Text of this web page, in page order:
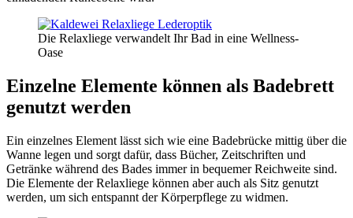
Die Relaxliege verwandelt Ihr Bad in eine Wellness-
Oase
Einzelne Elemente können als Badebrett
genutzt werden
Ein einzelnes Element lässt sich wie eine Badebrücke mittig über die
Wanne legen und sorgt dafür, dass Bücher, Zeitschriften und
Getränke während des Bades immer in bequemer Reichweite sind.
Die Elemente der Relaxliege können aber auch als Sitz genutzt
werden, um sich entspannt der Körperpflege zu widmen.